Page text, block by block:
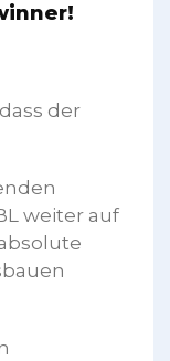
der
weiter auf